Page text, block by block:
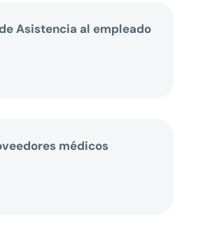
Asistencia al empleado
médicos